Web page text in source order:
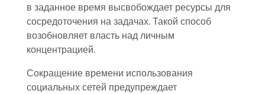
в заданное время высвобождает ресурсы для
сосредоточения на задачах. Такой способ
возобновляет власть над личным
концентрацией.
Сокращение времени использования
социальных сетей предупреждает